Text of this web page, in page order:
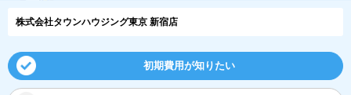
株式会社タウンハウジング東京 新宿店
初期費用が知りたい